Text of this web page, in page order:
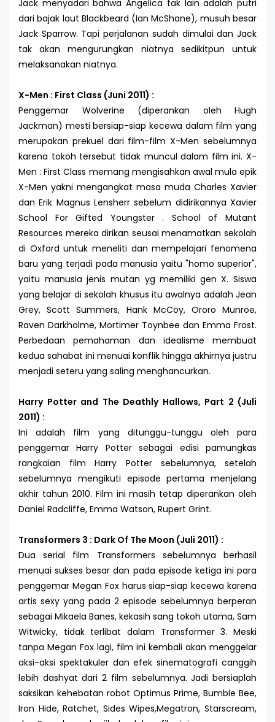
Jack menyadari bahwa Angelica tak lain adalah putri
dari bajak laut Blackbeard (Ian McShane), musuh besar
Jack Sparrow. Tapi perjalanan sudah dimulai dan Jack
tak akan mengurungkan niatnya sedikitpun untuk
melaksanakan niatnya.
X-Men : First Class (Juni 2011) :
Penggemar Wolverine (diperankan oleh Hugh
Jackman) mesti bersiap-siap kecewa dalam film yang
merupakan prekuel dari film-film X-Men sebelumnya
karena tokoh tersebut tidak muncul dalam film ini. X-
Men : First Class memang mengisahkan awal mula epik
X-Men yakni mengangkat masa muda Charles Xavier
dan Erik Magnus Lensherr sebelum didirikannya Xavier
School For Gifted Youngster . School of Mutant
Resources mereka dirikan seusai menamatkan sekolah
di Oxford untuk meneliti dan mempelajari fenomena
baru yang terjadi pada manusia yaitu "homo superior",
yaitu manusia jenis mutan yg memiliki gen X. Siswa
yang belajar di sekolah khusus itu awalnya adalah Jean
Grey, Scott Summers, Hank McCoy, Ororo Munroe,
Raven Darkholme, Mortimer Toynbee dan Emma Frost.
Perbedaan pemahaman dan idealisme membuat
kedua sahabat ini menuai konflik hingga akhirnya justru
menjadi seteru yang saling menghancurkan.
Harry Potter and The Deathly Hallows, Part 2 (Juli
2011) :
Ini adalah film yang ditunggu-tunggu oleh para
penggemar Harry Potter sebagai edisi pamungkas
rangkaian film Harry Potter sebelumnya, setelah
sebelumnya mengikuti episode pertama menjelang
akhir tahun 2010. Film ini masih tetap diperankan oleh
Daniel Radcliffe, Emma Watson, Rupert Grint.
Transformers 3 : Dark Of The Moon (Juli 2011) :
Dua serial film Transformers sebelumnya berhasil
menuai sukses besar dan pada episode ketiga ini para
penggemar Megan Fox harus siap-siap kecewa karena
artis sexy yang pada 2 episode sebelumnya berperan
sebagai Mikaela Banes, kekasih sang tokoh utama, Sam
Witwicky, tidak terlibat dalam Transformer 3. Meski
tanpa Megan Fox lagi, film ini kembali akan menggelar
aksi-aksi spektakuler dan efek sinematografi canggih
lebih dashyat dari 2 film sebelumnya. Jadi bersiaplah
saksikan kehebatan robot Optimus Prime, Bumble Bee,
Iron Hide, Ratchet, Sides Wipes,Megatron, Starscream,